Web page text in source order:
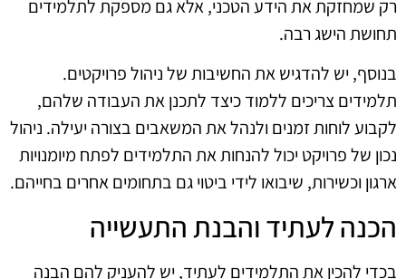
רק שמחזקת את הידע הטכני, אלא גם מספקת לתלמידים
תחושת הישג רבה.
בנוסף, יש להדגיש את החשיבות של ניהול פרויקטים.
תלמידים צריכים ללמוד כיצד לתכנן את העבודה שלהם,
לקבוע לוחות זמנים ולנהל את המשאבים בצורה יעילה. ניהול
נכון של פרויקט יכול להנחות את התלמידים לפתח מיומנויות
ארגון וכשירות, שיבואו לידי ביטוי גם בתחומים אחרים בחייהם.
הכנה לעתיד והבנת התעשייה
בכדי להכין את התלמידים לעתיד, יש להעניק להם הבנה